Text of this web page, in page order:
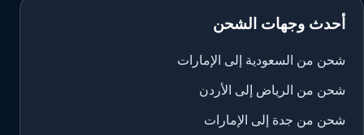
أحدث وجهات الشحن
شحن من السعودية إلى الإمارات
شحن من الرياض إلى الأردن
شحن من جدة إلى الإمارات